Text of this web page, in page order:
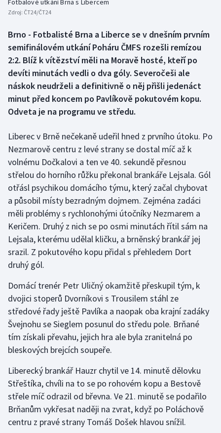
Box
Curling
Dostihy
Florbal
Golf
Gymnastika
Házená
Jezdectví
Judo
Krasobruslení
Lezení
Lyže a snowboard
Moderní pětiboj
Motorsport
Olympijské hry
Parasport
Zdroj: ČT24/ČT24
Brno - Fotbalisté Brna a Liberce se v dnešním prvním
semifinálovém utkání Poháru ČMFS rozešli remízou
2:2. Blíž k vítězství měli na Moravě hosté, kteří po
devíti minutách vedli o dva góly. Severočeši ale
náskok neudrželi a definitivně o něj přišli jedenáct
minut před koncem po Pavlíkově pokutovém kopu.
Odveta je na programu ve středu.
Liberec v Brně nečekaně udeřil hned z prvního útoku. Po
Nezmarově centru z levé strany se dostal míč až k
volnému Dočkalovi a ten ve 40. sekundě přesnou
střelou do horního růžku překonal brankáře Lejsala. Gól
otřásl psychikou domácího týmu, který začal chybovat
a působil místy bezradným dojmem. Zejména zadáci
měli problémy s rychlonohými útočníky Nezmarem a
Keričem. Druhý z nich se po osmi minutách řítil sám na
Lejsala, kterému udělal kličku, a brněnský brankář jej
srazil. Z pokutového kopu přidal s přehledem Dort
druhý gól.
Domácí trenér Petr Uličný okamžitě přeskupil tým, k
dvojici stoperů Dvorníkovi s Trousilem stáhl ze
středové řady ještě Pavlíka a naopak oba krajní zadáky
Švejnohu se Sieglem posunul do středu pole. Brňané
tím získali převahu, jejich hra ale byla zranitelná po
bleskových brejcích soupeře.
Liberecký brankář Hauzr chytil ve 14. minutě dělovku
Střeštíka, chvíli na to se po rohovém kopu a Bestově
střele míč odrazil od břevna. Ve 21. minutě se podařilo
Brňanům vykřesat naději na zvrat, když po Poláchově
centru z pravé strany Tomáš Došek hlavou snížil.